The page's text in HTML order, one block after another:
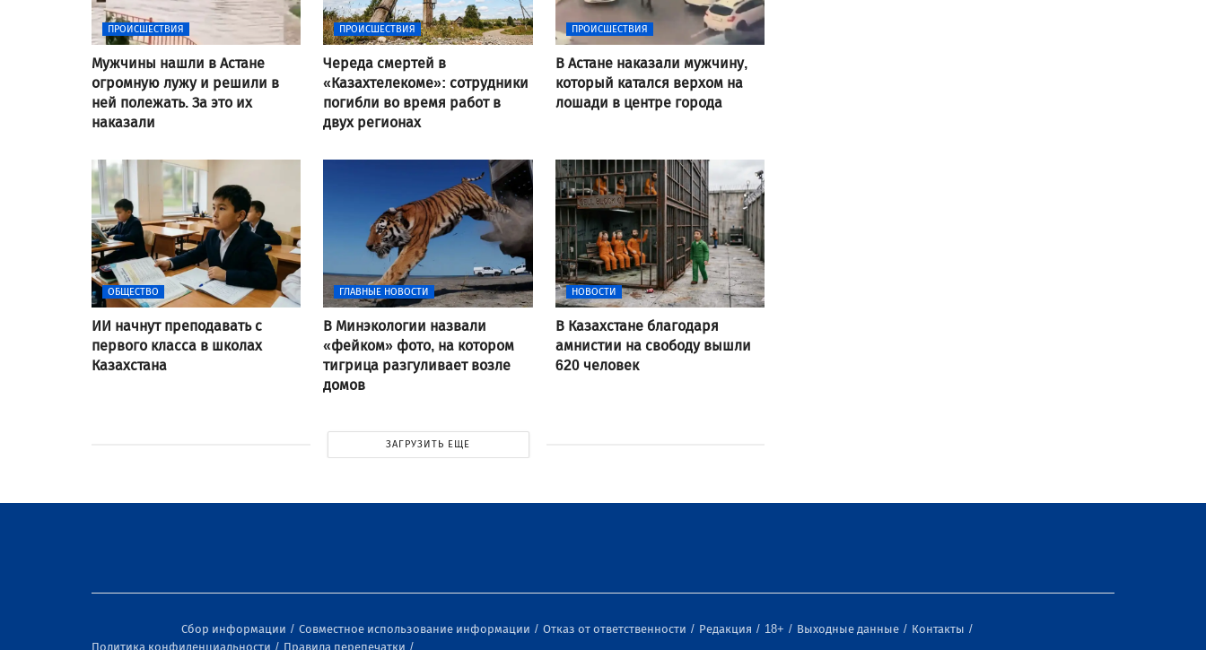
ПРОИСШЕСТВИЯ
Мужчины нашли в Астане
огромную лужу и решили в
ней полежать. За это их
наказали
ПРОИСШЕСТВИЯ
Череда смертей в
«Казахтелекоме»: сотрудники
погибли во время работ в
двух регионах
ПРОИСШЕСТВИЯ
В Астане наказали мужчину,
который катался верхом на
лошади в центре города
ОБЩЕСТВО
ИИ начнут преподавать с
первого класса в школах
Казахстана
ГЛАВНЫЕ НОВОСТИ
В Минэкологии назвали
«фейком» фото, на котором
тигрица разгуливает возле
домов
НОВОСТИ
В Казахстане благодаря
амнистии на свободу вышли
620 человек
ЗАГРУЗИТЬ ЕЩЕ
Сбор информации Совместное использование информации Отказ от ответственности Редакция 18+ Выходные данные
Контакты
Политика конфиденциальности
Правила перепечатки